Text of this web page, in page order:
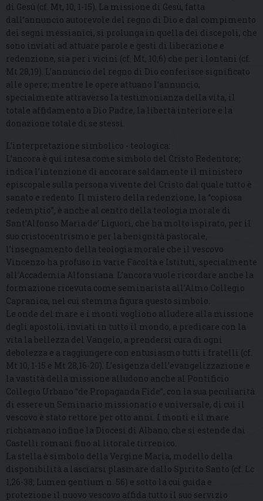
di Gesù (cf. Mt, 10, 1-15). La missione di Gesù, fatta
dall’annuncio autorevole del regno di Dio e dal compimento
dei segni messianici, si prolunga in quella dei discepoli, che
sono inviati ad attuare parole e gesti di liberazione e
redenzione, sia per i vicini (cf. Mt, 10,6) che per i lontani (cf.
Mt 28,19). L’annuncio del regno di Dio conferisce significato
alle opere; mentre le opere attuano l’annuncio,
specialmente attraverso la testimonianza della vita, il
totale affidamento a Dio Padre, la libertà interiore e la
donazione totale di se stessi.
L’interpretazione simbolico - teologica:
L’ancora è qui intesa come simbolo del Cristo Redentore;
indica l’intenzione di ancorare saldamente il ministero
episcopale sulla persona vivente del Cristo dal quale tutto è
sanato e redento. Il mistero della redenzione, la “copiosa
redemptio”, è anche al centro della teologia morale di
Sant’Alfonso Maria de’ Liguori, che ha molto ispirato, per il
suo cristocentrismo e per la benignità pastorale,
l’insegnamento della teologia morale che il vescovo
Vincenzo ha profuso in varie Facoltà e Istituti, specialmente
all’Accademia Alfonsiana. L’ancora vuole ricordare anche la
formazione ricevuta come seminarista all’Almo Collegio
Capranica, nel cui stemma figura questo simbolo.
Le onde del mare e i monti vogliono alludere alla missione
degli apostoli, inviati in tutto il mondo, a predicare con la
vita la bellezza del Vangelo, a prendersi cura di ogni
debolezza e a raggiungere con entusiasmo tutti i fratelli (cf.
Mt 10, 1-15 e Mt 28,16-20). L’esigenza dell’evangelizzazione e
la vastità della missione alludono anche al Pontificio
Collegio Urbano “de Propaganda Fide”, con la sua peculiarità
di essere un Seminario missionario e universale, di cui il
vescovo è stato rettore per otto anni. I monti e il mare
richiamano infine la Diocesi di Albano, che si estende dai
Castelli romani fino al litorale tirrenico.
La stella è simbolo della Vergine Maria, modello della
disponibilità a lasciarsi plasmare dallo Spirito Santo (cf. Lc
1,26-38; Lumen gentium n. 56) e sotto la cui guida e
protezione il nuovo vescovo affida tutto il suo servizio